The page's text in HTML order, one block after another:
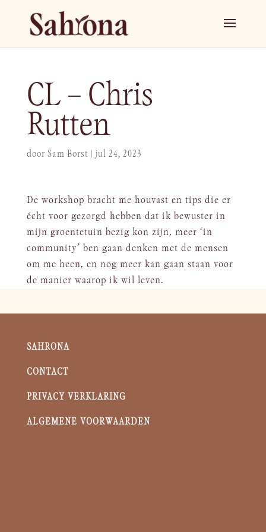
CL – Chris
Rutten
door Sam Borst jul 24, 2023
De workshop bracht me houvast en tips die er
écht voor gezorgd hebben dat ik bewuster in
mijn groentetuin bezig kon zijn, meer ‘in
community’ ben gaan denken met de mensen
om me heen, en nog meer kan gaan staan voor
de manier waarop ik wil leven.
SAHRONA
CONTACT
PRIVACY VERKLARING
ALGEMENE VOORWAARDEN